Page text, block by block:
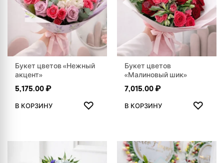
Букет цветов «Нежный
акцент»
5,175.00₽
В КОРЗИНУ ♡
ДОБАВИТЬ В ИЗБРАННОЕ
Букет цветов
«Малиновый шик»
7,015.00₽
В КОРЗИНУ ♡